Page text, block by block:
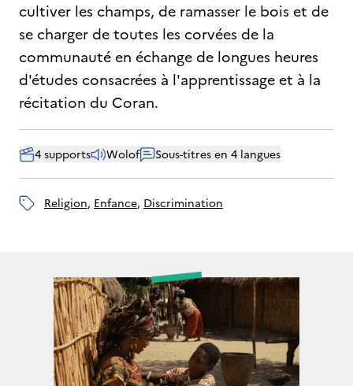
cultiver les champs, de ramasser le bois et de
se charger de toutes les corvées de la
communauté en échange de longues heures
d'études consacrées à l'apprentissage et à la
récitation du Coran.
4 supports Wolof Sous-titres en 4 langues
religion, enfance, discrimination